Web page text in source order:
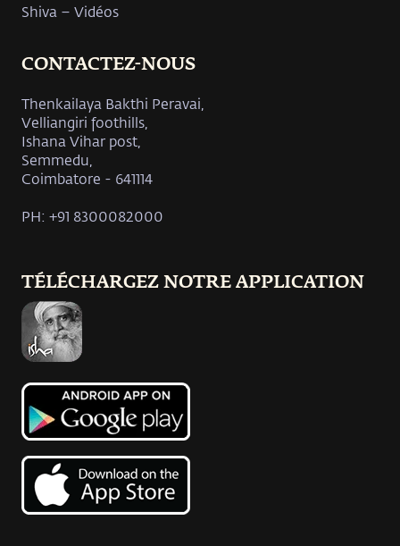
Shiva – Vidéos
CONTACTEZ-NOUS
Thenkailaya Bakthi Peravai,
Velliangiri foothills,
Ishana Vihar post,
Semmedu,
Coimbatore - 641114
PH: +91 8300082000
TÉLÉCHARGEZ NOTRE APPLICATION